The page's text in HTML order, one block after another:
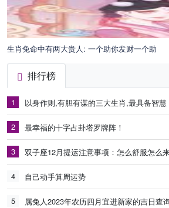
生肖兔命中有两大贵人: 一个助你发财一个助
排行榜
1 以身作则,有胆有谋的三大生肖,最具备智慧
2 最幸福的十字占卦塔罗牌阵！
3 双子座12月提运注意事项：怎么舒服怎
4 自己动手算周运势
5 属兔人2023年农历四月宜进新家的吉日查